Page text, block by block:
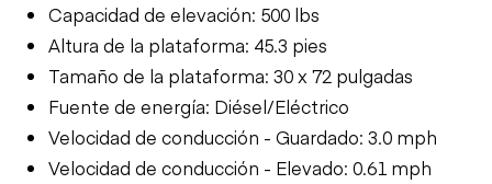
Capacidad de elevación: 500 lbs
Altura de la plataforma: 45.3 pies
Tamaño de la plataforma: 30 x 72 pulgadas
Fuente de energía: Diésel/Eléctrico
Velocidad de conducción - Guardado: 3.0 mph
Velocidad de conducción - Elevado: 0.61 mph